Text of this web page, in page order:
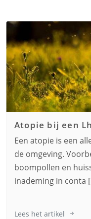
Atopie bij een
Een atopie is een
de omgeving.
boompollen en
inademing in conta
Lees het artikel